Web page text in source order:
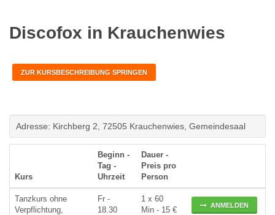
Discofox in Krauchenwies
ZUR KURSBESCHREIBUNG SPRINGEN
Adresse: Kirchberg 2, 72505 Krauchenwies, Gemeindesaal
Kurs
Beginn -
Tag -
Uhrzeit
Dauer -
Preis pro
Person
Tanzkurs ohne
Verpflichtung,
Fr -
18.30
1 x 60
Min - 15 €
ANMELDEN